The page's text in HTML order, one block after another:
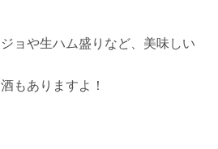
ョや生ハム盛りなど、美味しい
もありますよ！